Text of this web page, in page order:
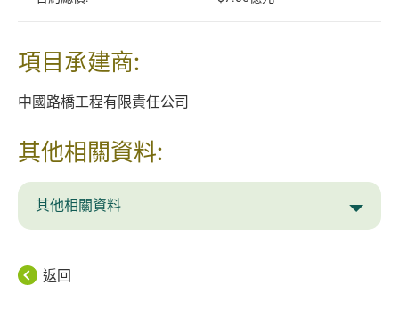
項目承建商:
中國路橋工程有限責任公司
其他相關資料:
其他相關資料
返回